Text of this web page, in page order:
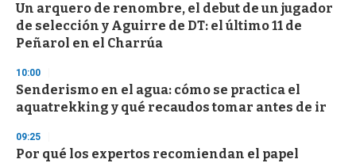
c
o
n
Un arquero de renombre, el debut de un jugador
de selección y Aguirre de DT: el último 11 de
Peñarol en el Charrúa
10:00
Senderismo en el agua: cómo se practica el
aquatrekking y qué recaudos tomar antes de ir
09:25
Por qué los expertos recomiendan el papel